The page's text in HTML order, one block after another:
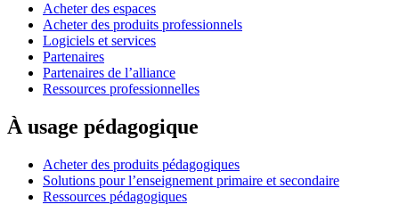
Acheter des espaces
Acheter des produits professionnels
Logiciels et services
Partenaires
Partenaires de l’alliance
Ressources professionnelles
À usage pédagogique
Acheter des produits pédagogiques
Solutions pour l’enseignement primaire et secondaire
Ressources pédagogiques